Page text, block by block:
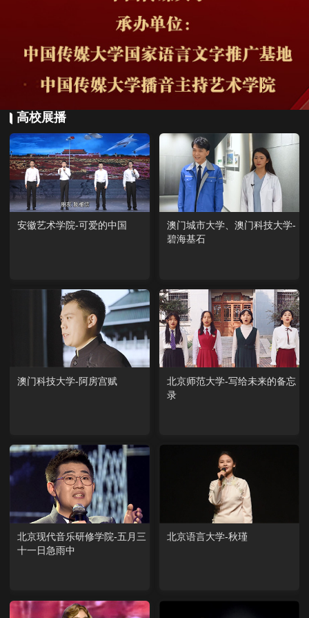
高校展播
安徽艺术学院-可爱的中国
澳门城市大学、澳门科技大学-
碧海基石
澳门科技大学-阿房宫赋
北京师范大学-写给未来的备忘
录
北京现代音乐研修学院-五月三
十一日急雨中
北京语言大学-秋瑾